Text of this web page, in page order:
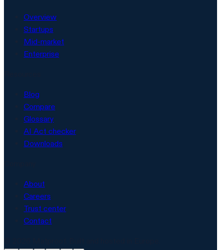
Overview
Startups
Mid-market
Enterprise
Blog
Compare
Glossary
AI Act checker
Downloads
About
Careers
Trust center
Contact